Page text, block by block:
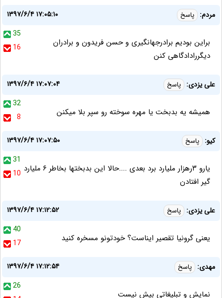
مردم: پاسخ
۱۳۹۷/۶/۴ ۱۷:۰۵:۱۰
35
16
براین بودیم برادرجهانگیری و حسن فریدون و برادران
دیگررادادگاهی کنن
علی یزدی: پاسخ
۱۳۹۷/۶/۴ ۱۷:۰۷:۰۴
32
8
همیشه یه بدبخت یا مهره سوخته رو سپر بلا میکنن
کیو: پاسخ
۱۳۹۷/۶/۴ ۱۷:۰۷:۵۰
31
10 یارو ۳رهزار ملیارد برد بعدی ....حالا این بدبختها بخاطر ۶ ملیارد
گیر افتادن
علی یزدی: پاسخ
۱۳۹۷/۶/۴ ۱۷:۱۲:۵۲
40
17
یعنی گرونیا تقصیر ایناست؟ خودتونو مسخره کنید
مهدی: پاسخ
۱۳۹۷/۶/۴ ۱۷:۱۲:۵۴
26
نمایش و تبلیغاتی بیش نیست